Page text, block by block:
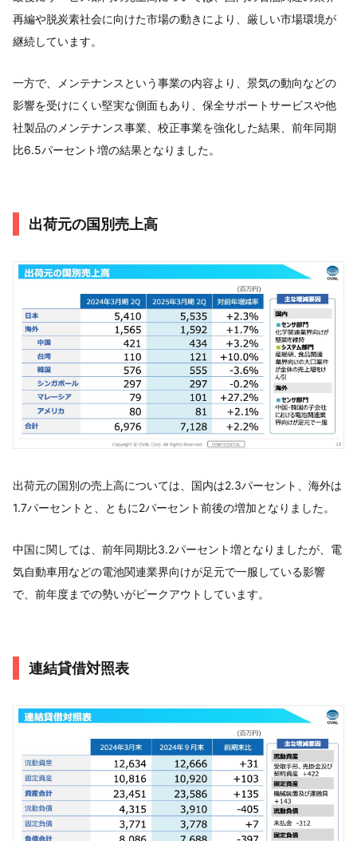
再編や脱炭素社会に向けた市場の動きにより、厳しい市場環境が
継続しています。
一方で、メンテナンスという事業の内容より、景気の動向などの
影響を受けにくい堅実な側面もあり、保全サポートサービスや他
社製品のメンテナンス事業、校正事業を強化した結果、前年同期
比6.5パーセント増の結果となりました。
出荷元の国別売上高
出荷元の国別の売上高については、国内は2.3パーセント、海外は
1.7パーセントと、ともに2パーセント前後の増加となりました。
中国に関しては、前年同期比3.2パーセント増となりましたが、電
気自動車用などの電池関連業界向けが足元で一服している影響
で、前年度までの勢いがピークアウトしています。
連結貸借対照表